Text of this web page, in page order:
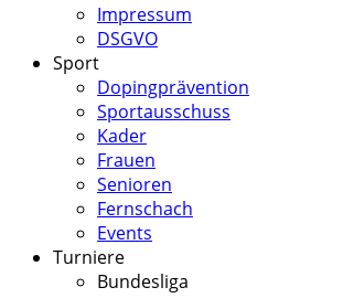
Impressum
DSGVO
Sport
Dopingprävention
Sportausschuss
Kader
Frauen
Senioren
Fernschach
Events
Turniere
Bundesliga